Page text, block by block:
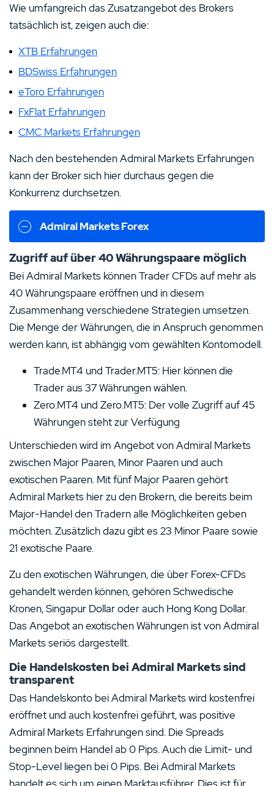
Wie umfangreich das Zusatzangebot des Brokers
tatsächlich ist, zeigen auch die:
XTB Erfahrungen
BDSwiss Erfahrungen
eToro Erfahrungen
FxFlat Erfahrungen
CMC Markets Erfahrungen
Nach den bestehenden Admiral Markets Erfahrungen
kann der Broker sich hier durchaus gegen die
Konkurrenz durchsetzen.
Admiral Markets Forex
Zugriff auf über 40 Währungspaare möglich
Bei Admiral Markets können Trader CFDs auf mehr als
40 Währungspaare eröffnen und in diesem
Zusammenhang verschiedene Strategien umsetzen.
Die Menge der Währungen, die in Anspruch genommen
werden kann, ist abhängig vom gewählten Kontomodell.
Trade.MT4 und Trader.MT5: Hier können die
Trader aus 37 Währungen wählen.
Zero.MT4 und Zero.MT5: Der volle Zugriff auf 45
Währungen steht zur Verfügung
Unterschieden wird im Angebot von Admiral Markets
zwischen Major Paaren, Minor Paaren und auch
exotischen Paaren. Mit fünf Major Paaren gehört
Admiral Markets hier zu den Brokern, die bereits beim
Major-Handel den Tradern alle Möglichkeiten geben
möchten. Zusätzlich dazu gibt es 23 Minor Paare sowie
21 exotische Paare.
Zu den exotischen Währungen, die über Forex-CFDs
gehandelt werden können, gehören Schwedische
Kronen, Singapur Dollar oder auch Hong Kong Dollar.
Das Angebot an exotischen Währungen ist von Admiral
Markets seriös dargestellt.
Die Handelskosten bei Admiral Markets sind
transparent
Das Handelskonto bei Admiral Markets wird kostenfrei
eröffnet und auch kostenfrei geführt, was positive
Admiral Markets Erfahrungen sind. Die Spreads
beginnen beim Handel ab 0 Pips. Auch die Limit- und
Stop-Level liegen bei 0 Pips. Bei Admiral Markets